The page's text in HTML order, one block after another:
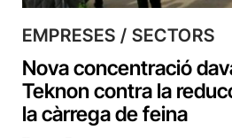
EMPRESES / SECTORS
Nova concentració
Teknon contra la
la càrrega de feina